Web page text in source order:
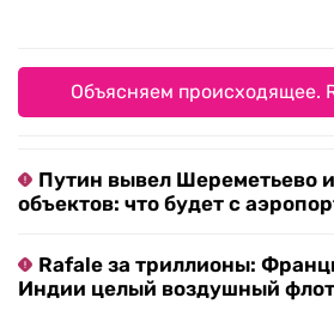
Объясняем происходящее.
Путин вывел Шереметьево
объектов: что будет с
Rafale за триллионы:
Индии целый воздушный флот